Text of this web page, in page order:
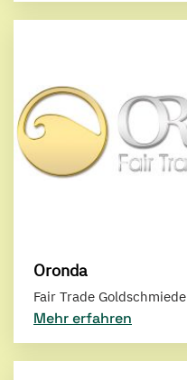
Oronda
Fair Trade Goldschmiede
Mehr erfahren